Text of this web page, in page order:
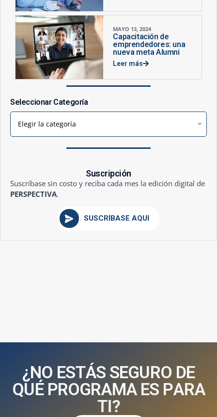
MAYO 13, 2024
Capacitación de
emprendedores: una
nueva meta Alumni
Leer más
Seleccionar Categoría
Elegir la categoría
Suscripción
Suscríbase sin costo y reciba cada mes la edición digital de
PERSPECTIVA.
SUSCRÍBASE AQUÍ
¿NO ESTÁS SEGURO DE
QUÉ PROGRAMA ES PARA
TI?